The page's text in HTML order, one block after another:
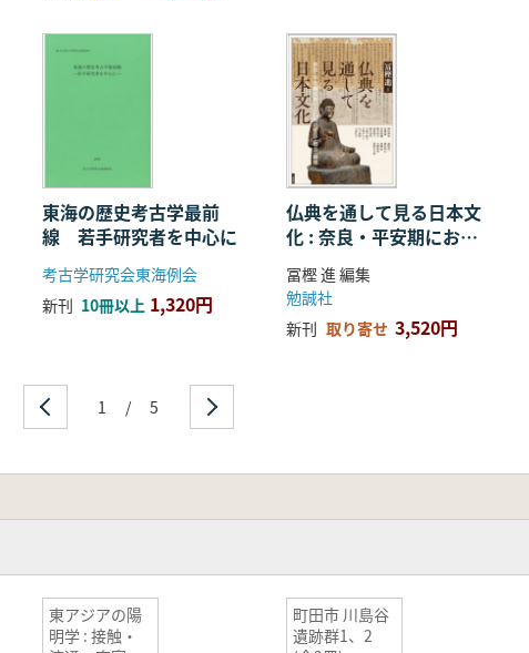
東海の歴史考古学最前
線 若手研究者を中心に
考古学研究会東海例会
新刊 10冊以上 1,320円
仏典を通して見る日本文
化 : 奈良・平安期におけ
る仏教の受容・融合・展
開
冨樫 進 編集
勉誠社
新刊 取り寄せ 3,520円
1 / 5
東アジアの陽
明学 : 接触・
町田市 川島谷
遺跡群1、2